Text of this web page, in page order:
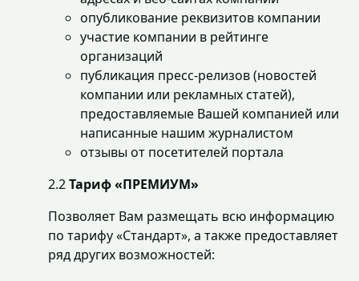
опубликование реквизитов компании
участие компании в рейтинге
организаций
публикация пресс-релизов (новостей
компании или рекламных статей),
предоставляемые Вашей компанией или
написанные нашим журналистом
отзывы от посетителей портала
2.2Тариф «ПРЕМИУМ»
Позволяет Вам размещать всю информацию
по тарифу «Стандарт», а также предоставляет
ряд других возможностей: